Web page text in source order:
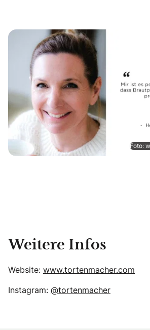
Foto:
Weitere Infos
Website: www.tortenmacher.com
Instagram: @tortenmacher